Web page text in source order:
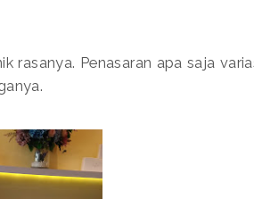
rasanya. Penasaran apa saja